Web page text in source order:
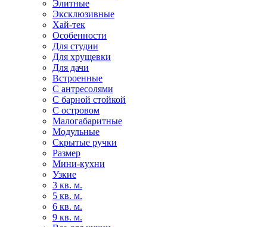
Элитные
Эксклюзивные
Хай-тек
Особенности
Для студии
Для хрущевки
Для дачи
Встроенные
С антресолями
С барной стойкой
С островом
Малогабаритные
Модульные
Скрытые ручки
Размер
Мини-кухни
Узкие
3 кв. м.
5 кв. м.
6 кв. м.
9 кв. м.